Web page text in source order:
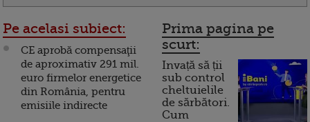
Pe acelasi subiect:
CE aprobă compensaţii
de aproximativ 291 mil.
euro firmelor energetice
din România, pentru
emisiile indirecte
Prima pagina pe
scurt:
Invață să ții
sub control
cheltuielile
de sărbători.
Cum